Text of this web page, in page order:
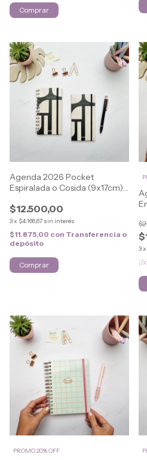
Comprar
Agenda 2026 Pocket
Espiralada o Cosida (9x17cm)
$12.500,00
3x $4.166,67 sin interés
$11.875,00 con Transferencia o
depósito
Comprar
3x
PROMO 20% OFF